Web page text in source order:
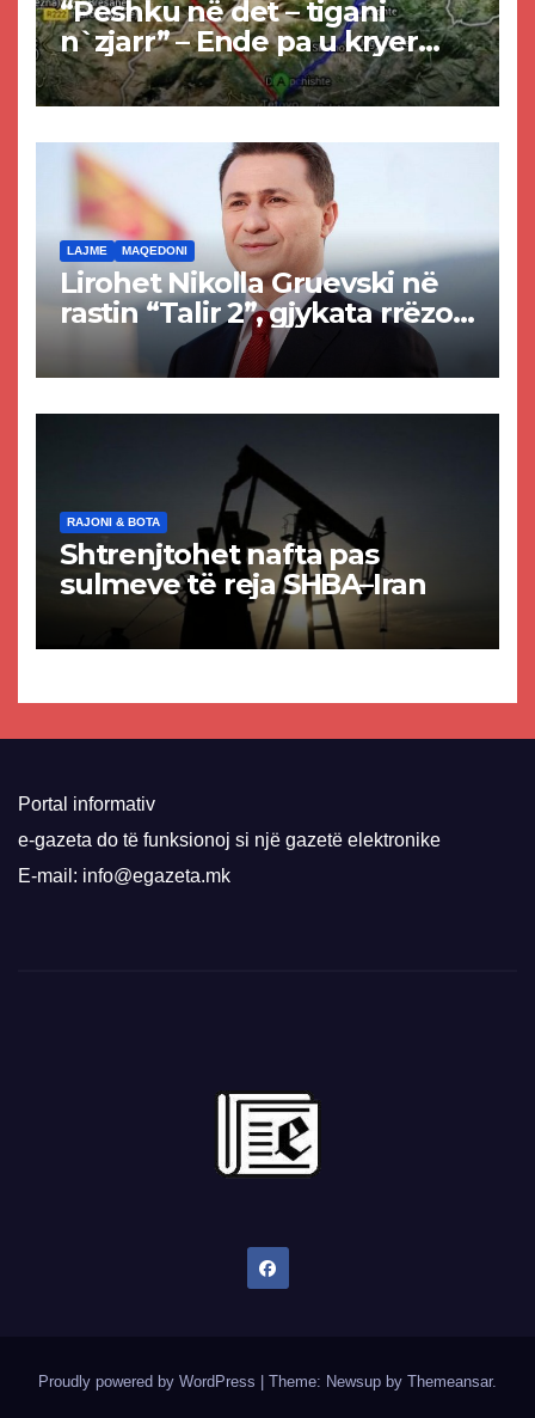
“Peshku në det – tigani
n`zjarr” – Ende pa u kryer
projekti i tunelit, komuna e
Tetovës nis punimet për
LAJME MAQEDONI
Lirohet Nikolla Gruevski në
rastin “Talir 2”, gjykata rrëzon
akuzat për ndërtimin e
paligjshëm të selisë së
RAJONI & BOTA
Shtrenjtohet nafta pas
sulmeve të reja SHBA–Iran
Portal informativ
e-gazeta do të funksionoj si një gazetë elektronike
E-mail: info@egazeta.mk
Proudly powered by WordPress Theme: Newsup by Themeansar.